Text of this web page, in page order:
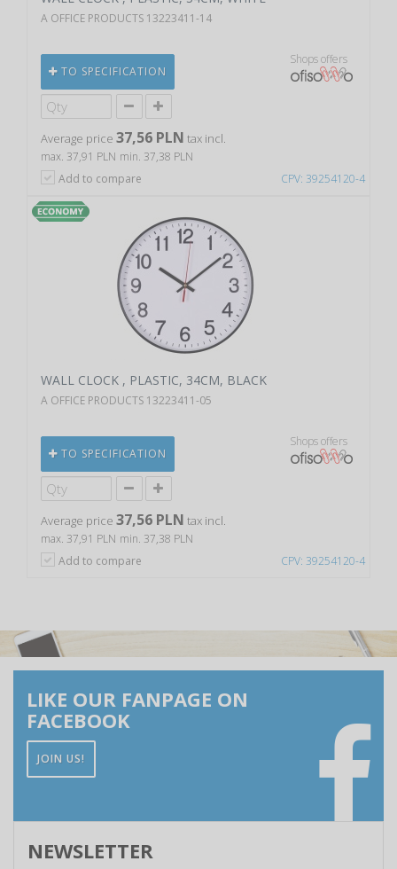
CPV: 39254120-4
A OFFICE PRODUCTS 13223411-14
TO SPECIFICATION
Shops offers
Average price 37,56 PLN tax incl.
max. 37,91 PLN min. 37,38 PLN
Add to compare
CPV: 39254120-4
WALL CLOCK , PLASTIC, 34CM, BLACK
A OFFICE PRODUCTS 13223411-05
TO SPECIFICATION
Shops offers
Average price 37,56 PLN tax incl.
max. 37,91 PLN min. 37,38 PLN
Add to compare
LIKE OUR FANPAGE ON
FACEBOOK
JOIN US!
NEWSLETTER